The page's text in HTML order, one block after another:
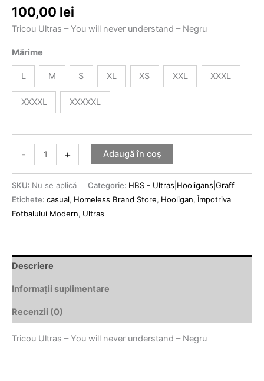
100,00 lei
Tricou Ultras – You will never understand – Negru
Mărime
L M S XL XS XXL XXXL
XXXXL XXXXXL
- + Adaugă în coș
SKU: Nu se aplică Categorie: HBS - Ultras|Hooligans|Graff
Etichete: casual, Homeless Brand Store, Hooligan, Împotriva
Fotbalului Modern, Ultras
Descriere
Informații suplimentare
Recenzii (0)
Tricou Ultras – You will never understand – Negru